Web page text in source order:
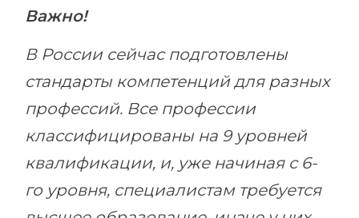
Важно!
В России сейчас подготовлены
стандарты компетенций для разных
профессий. Все профессии
классифицированы на 9 уровней
квалификации, и, уже начиная с 6-
го уровня, специалистам требуется